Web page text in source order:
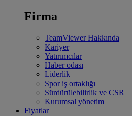
Firma
TeamViewer Hakkında
Kariyer
Yatırımcılar
Haber odası
Liderlik
Spor iş ortaklığı
Sürdürülebilirlik ve CSR
Kurumsal yönetim
Fiyatlar